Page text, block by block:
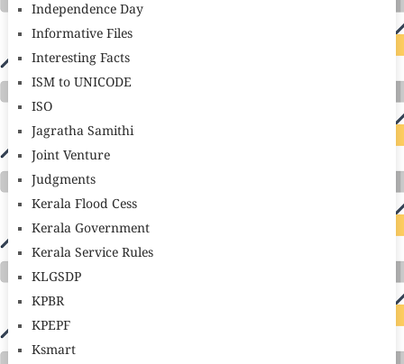
Independence Day
Informative Files
Interesting Facts
ISM to UNICODE
ISO
Jagratha Samithi
Joint Venture
Judgments
Kerala Flood Cess
Kerala Government
Kerala Service Rules
KLGSDP
KPBR
KPEPF
Ksmart